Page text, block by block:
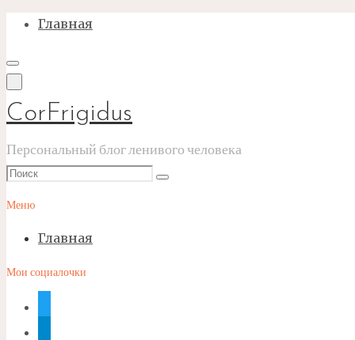
Перейти
содержимому
Главная
CorFrigidus
Персональный блог ленивого человека
Что
Поиск
Меню
Главная
Мои социалочки